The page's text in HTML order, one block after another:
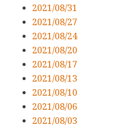
2021/08/31
2021/08/27
2021/08/24
2021/08/20
2021/08/17
2021/08/13
2021/08/10
2021/08/06
2021/08/03